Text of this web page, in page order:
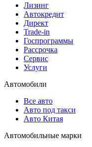
Лизинг
Автокредит
Директ
Trade-in
Госпрограммы
Рассрочка
Сервис
Услуги
Автомобили
Все авто
Авто под такси
Авто Китая
Автомобильные марки